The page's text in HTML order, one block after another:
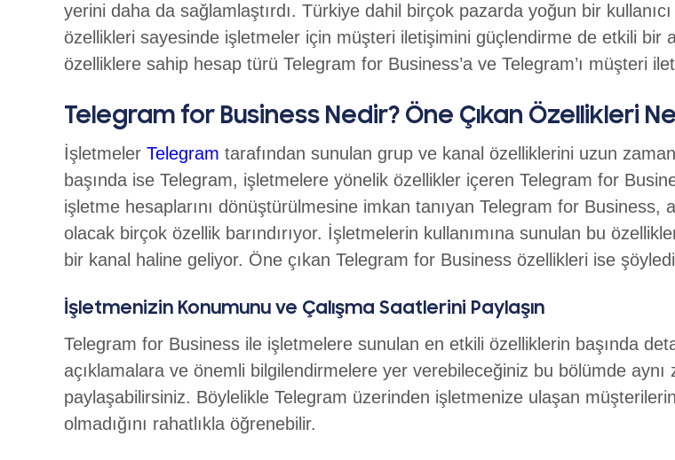
yerini daha da sağlamlaştırdı. Türkiye dahil birçok pazarda yoğun bir
özellikleri sayesinde işletmeler için müşteri iletişimini güçlendirme de etkili bir
özelliklere sahip hesap türü Telegram for Business’a ve Telegram’ı müşteri
Telegram for Business Nedir? Öne Çıkan Özellikleri
İşletmeler Telegram tarafından sunulan grup ve kanal özelliklerini uzun
başında ise Telegram, işletmelere yönelik özellikler içeren Telegram for
işletme hesaplarını dönüştürülmesine imkan tanıyan Telegram for Business,
olacak birçok özellik barındırıyor. İşletmelerin kullanımına sunulan bu
bir kanal haline geliyor. Öne çıkan Telegram for Business özellikleri ise
İşletmenizin Konumunu ve Çalışma Saatlerini Paylaşın
Telegram for Business ile işletmelere sunulan en etkili özelliklerin başında
açıklamalara ve önemli bilgilendirmelere yer verebileceğiniz bu bölümde
paylaşabilirsiniz. Böylelikle Telegram üzerinden işletmenize ulaşan
olmadığını rahatlıkla öğrenebilir.